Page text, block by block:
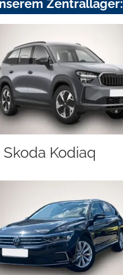
Zentrallager:
Skoda Kodiaq